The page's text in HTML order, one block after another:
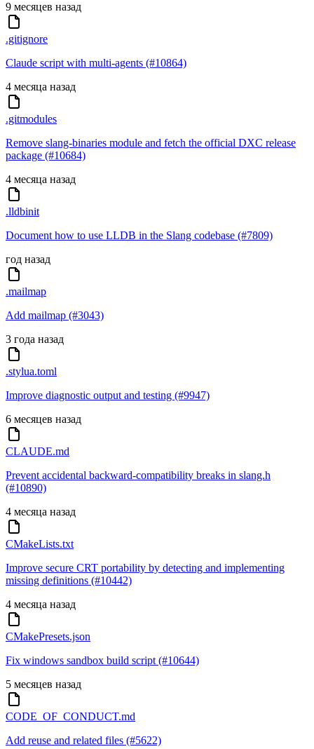
9 месяцев назад
.gitignore
Claude script with multi-agents (#10864)
4 месяца назад
.gitmodules
Remove slang-binaries module and fetch the official DXC release
package (#10684)
4 месяца назад
.lldbinit
Document how to use LLDB in the Slang codebase (#7809)
год назад
.mailmap
Add mailmap (#3043)
3 года назад
.stylua.toml
Improve diagnostic output and testing (#9947)
6 месяцев назад
CLAUDE.md
Prevent accidental backward-compatibility breaks in slang.h
(#10890)
4 месяца назад
CMakeLists.txt
Improve secure CRT portability by detecting and implementing
missing definitions (#10442)
4 месяца назад
CMakePresets.json
Fix windows sandbox build script (#10644)
5 месяцев назад
CODE_OF_CONDUCT.md
Add reuse and related files (#5622)